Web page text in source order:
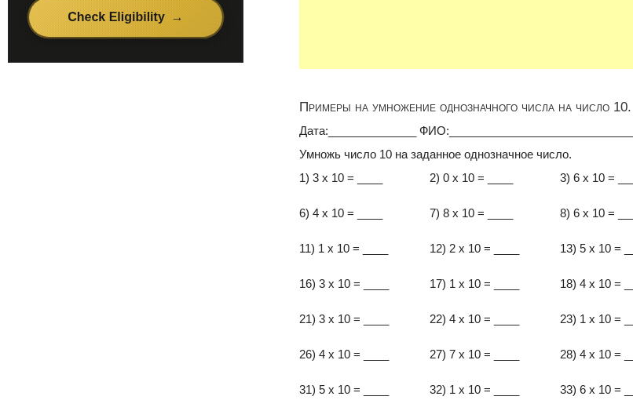
Примеры на умножение однозначного числа на число
Дата:______________
Умножь число 10 на заданное однозначное число.
1) 3 x 10 = ____
2) 0 x 10 = ____ 3) 6 x 10 =
6) 4 x 10 = ____ 7) 8 x 10 = ____ 8) 6 x 10 =
11) 1 x 10 = ____ 12) 2 x 10 = ____ 13) 5 x 10 =
16) 3 x 10 = ____ 17) 1 x 10 = ____ 18) 4 x 10 =
21) 3 x 10 = ____ 22) 4 x 10 = ____ 23) 1 x 10 =
26) 4 x 10 = ____ 27) 7 x 10 = ____ 28) 4 x 10 =
31) 5 x 10 = ____ 32) 1 x 10 = ____ 33) 6 x 10 =